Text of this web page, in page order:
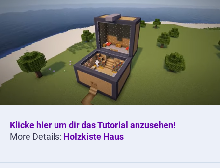
Klicke hier um dir das Tutorial anzusehen!
More Details: Holzkiste Haus